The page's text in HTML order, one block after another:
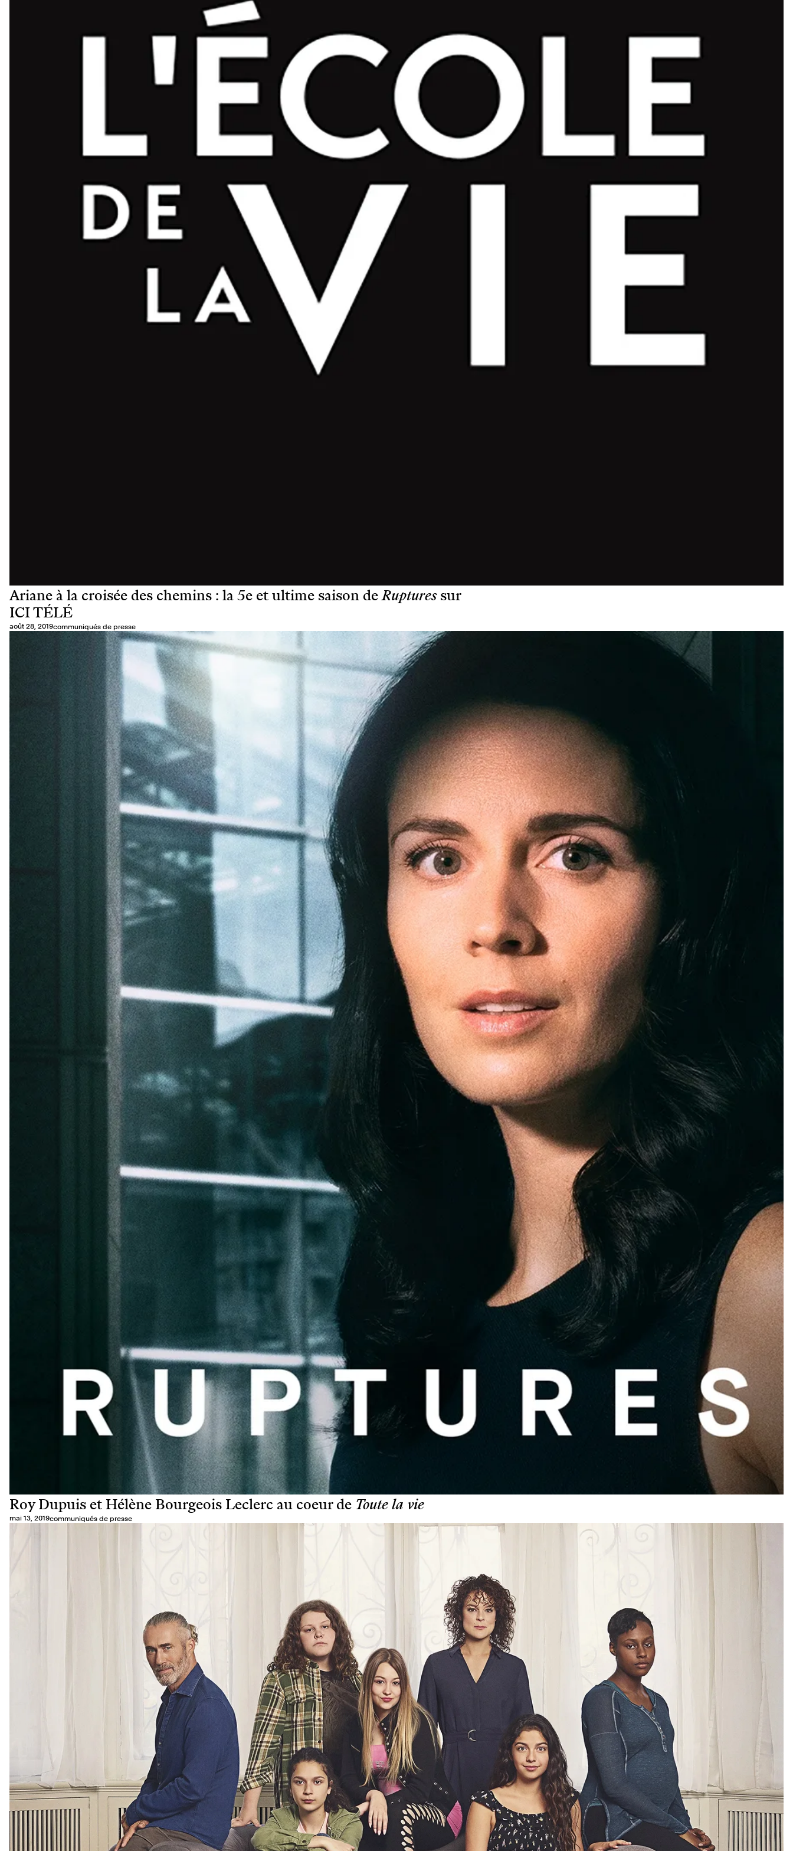
août 28, 2019communiqués de presse
Ariane à la croisée des chemins : la 5e et ultime saison de Rupturessur
ICI TÉLÉ
mai 13, 2019communiqués de presse
Roy Dupuis et Hélène Bourgeois Leclerc au coeur de Toute la vie